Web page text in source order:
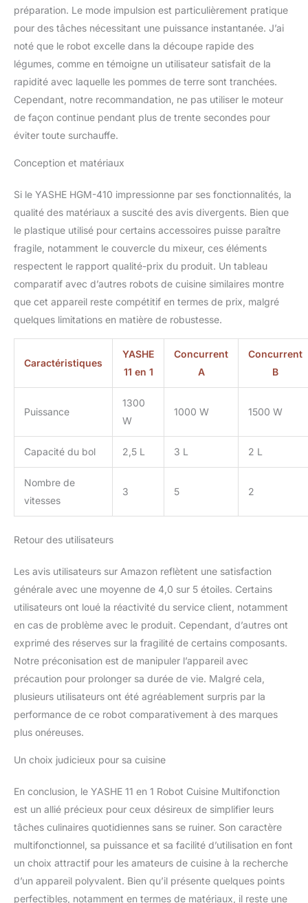
réglages de vitesse et un
bouton d'impulsion, les
utilisateurs ont un
contrôle précis sur le
traitement, garantissant
des résultats optimaux
pour différentes recettes
Protection à double
verrouillage pour plus de
l'utilisateur pendant le
fonctionnement. Le
robot-cuisine ne
fonctionne que lorsque
le bol est solidement
verrouillé sur la base et
que le couvercle est
verrouillé sur le bol. De
antidérapants de la base
de l'appareil empêchent
tout mouvement
accidentel sur le plan de
idéale pour une
utilisation familiale : Avec
litres et un récipient de
1,5 litre, ce robot mixeur
multifonctions répond
des familles. Il offre une
jus, de shakes et de
smoothies Accessoires
accrues : Notre robot de
cuisine est équipé de
lames en acier
inoxydable de qualité
pour le mixeur et le
broyeur, d'un fouet à
œufs, d'un double
et à déchiqueter
grande polyvalence dans
échelle graduée dans le
bol de mixage et le petit
distributeur améliore la
praticité des mesures
préparation. Le mode impulsion est particulièrement pratique
pour des tâches nécessitant une puissance instantanée. J’ai
noté que le robot excelle dans la découpe rapide des
légumes, comme en témoigne un utilisateur satisfait de la
rapidité avec laquelle les pommes de terre sont tranchées.
Cependant, notre recommandation, ne pas utiliser le moteur
de façon continue pendant plus de trente secondes pour
éviter toute surchauffe.
Conception et matériaux
Si le YASHE HGM-410 impressionne par ses fonctionnalités, la
qualité des matériaux a suscité des avis divergents. Bien que
le plastique utilisé pour certains accessoires puisse paraître
fragile, notamment le couvercle du mixeur, ces éléments
respectent le rapport qualité-prix du produit. Un tableau
comparatif avec d’autres robots de cuisine similaires montre
que cet appareil reste compétitif en termes de prix, malgré
quelques limitations en matière de robustesse.
Caractéristiques
YASHE
11 en 1
Concurrent
A
Concurrent
B
Puissance
1300
W
1000 W 1500 W
Capacité du bol 2,5 L 3 L 2 L
Nombre de
vitesses
3 5 2
Retour des utilisateurs
Les avis utilisateurs sur Amazon reflètent une satisfaction
générale avec une moyenne de 4,0 sur 5 étoiles. Certains
utilisateurs ont loué la réactivité du service client, notamment
en cas de problème avec le produit. Cependant, d’autres ont
exprimé des réserves sur la fragilité de certains composants.
Notre préconisation est de manipuler l’appareil avec
précaution pour prolonger sa durée de vie. Malgré cela,
plusieurs utilisateurs ont été agréablement surpris par la
performance de ce robot comparativement à des marques
plus onéreuses.
Un choix judicieux pour sa cuisine
En conclusion, le YASHE 11 en 1 Robot Cuisine Multifonction
est un allié précieux pour ceux désireux de simplifier leurs
tâches culinaires quotidiennes sans se ruiner. Son caractère
multifonctionnel, sa puissance et sa facilité d’utilisation en font
un choix attractif pour les amateurs de cuisine à la recherche
d’un appareil polyvalent. Bien qu’il présente quelques points
perfectibles, notamment en termes de matériaux, il reste une